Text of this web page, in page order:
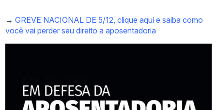
→ GREVE NACIONAL DE 5/12, clique aqui e saiba como
você vai perder seu direito a aposentadoria